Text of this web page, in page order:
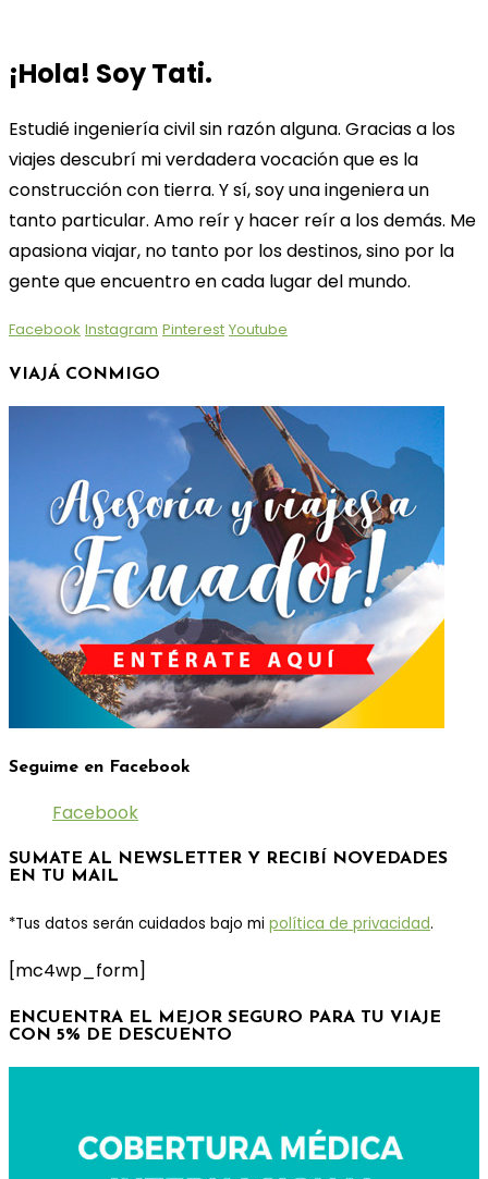
¡Hola! Soy Tati.
Estudié ingeniería civil sin razón alguna. Gracias a los
viajes descubrí mi verdadera vocación que es la
construcción con tierra. Y sí, soy una ingeniera un
tanto particular. Amo reír y hacer reír a los demás. Me
apasiona viajar, no tanto por los destinos, sino por la
gente que encuentro en cada lugar del mundo.
Facebook Instagram Pinterest Youtube
VIAJÁ CONMIGO
Seguime en Facebook
Facebook
SUMATE AL NEWSLETTER Y RECIBÍ NOVEDADES
EN TU MAIL
*Tus datos serán cuidados bajo mi política de privacidad.
[mc4wp_form]
ENCUENTRA EL MEJOR SEGURO PARA TU VIAJE
CON 5% DE DESCUENTO